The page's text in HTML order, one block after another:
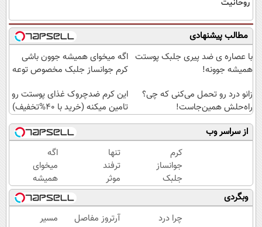
روحانیت
مطالب پیشنهادی
با عصاره ی ضد پیری جلبک پوستت
همیشه جوونه!
اگه میخوای همیشه جوون باشی
کرم جوانساز جلبک مخصوص توعه
زانو درد رو تحمل می‌کنی که چی؟
راه‌حلش همین‌جاست!
این کرم ضدچروک غذای پوستت رو
تامین میکنه (خرید با 40%تخفیف)
از سراسر وب
کرم
جوانساز
جلبک
اسپیرولینا
🔥 (تحت
لیسانس
تنها
ترفند
موثر
رفع
چروک
پوست،
اگه
میخوای
همیشه
جوون
باشی کرم
جوانساز
وبگردی
چرا درد
آرتروز مفاصل
مسیر